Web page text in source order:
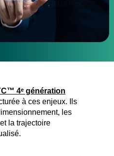
4ᵉ génération
à ces enjeux. Ils
les
la trajectoire